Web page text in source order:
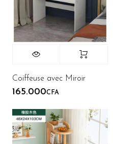
Coiffeuse avec Miroir
165.000CFA